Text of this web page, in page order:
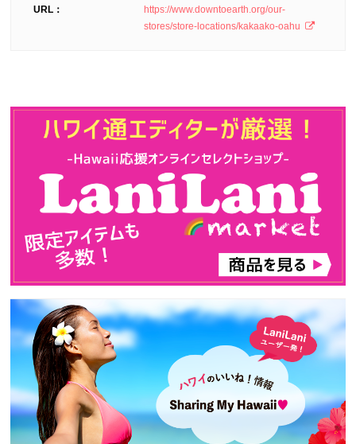
URL：
https://www.downtoearth.org/our-
stores/store-locations/kakaako-oahu